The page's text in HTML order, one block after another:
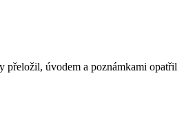
přeložil, úvodem a poznámkami opatřil